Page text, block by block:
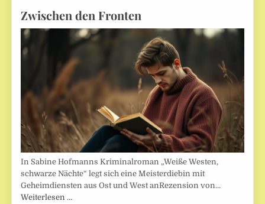
Zwischen den Fronten
In Sabine Hofmanns Kriminalroman „Weiße Westen,
schwarze Nächte“ legt sich eine Meisterdiebin mit
Geheimdiensten aus Ost und West anRezension von…
Weiterlesen …